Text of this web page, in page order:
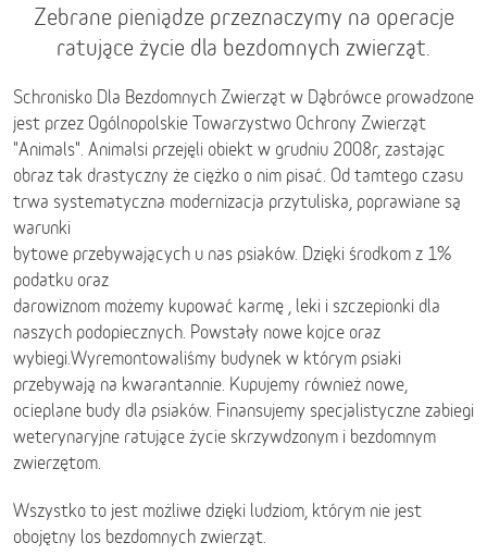
Zebrane pieniądze przeznaczymy na operacje
ratujące życie dla bezdomnych zwierząt.
Schronisko Dla Bezdomnych Zwierząt w Dąbrówce prowadzone
jest przez Ogólnopolskie Towarzystwo Ochrony Zwierząt
"Animals". Animalsi przejęli obiekt w grudniu 2008r, zastając
obraz tak drastyczny że ciężko o nim pisać. Od tamtego czasu
trwa systematyczna modernizacja przytuliska, poprawiane są
warunki
bytowe przebywających u nas psiaków. Dzięki środkom z 1%
podatku oraz
darowiznom możemy kupować karmę , leki i szczepionki dla
naszych podopiecznych. Powstały nowe kojce oraz
wybiegi.Wyremontowaliśmy budynek w którym psiaki
przebywają na kwarantannie. Kupujemy również nowe,
ocieplane budy dla psiaków. Finansujemy specjalistyczne zabiegi
weterynaryjne ratujące życie skrzywdzonym i bezdomnym
zwierzętom.
Wszystko to jest możliwe dzięki ludziom, którym nie jest
obojętny los bezdomnych zwierząt.